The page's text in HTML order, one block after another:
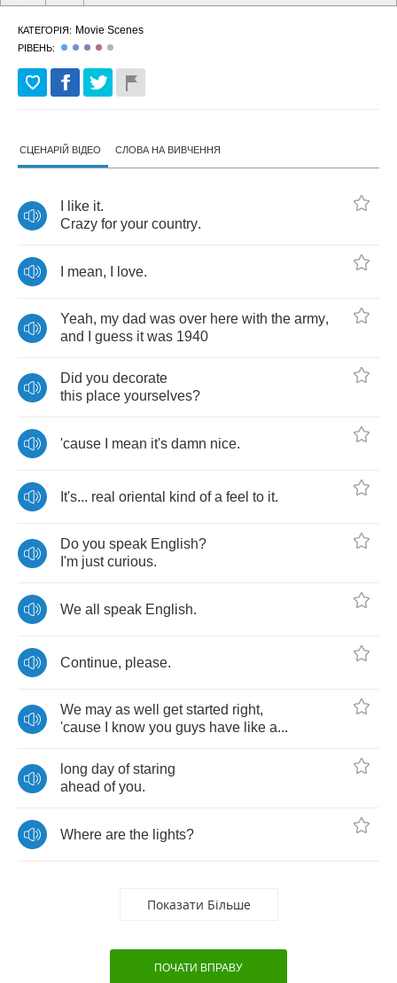
КАТЕГОРІЯ: Movie Scenes
РІВЕНЬ:
СЦЕНАРІЙ ВІДЕО СЛОВА НА ВИВЧЕННЯ
like it.
Crazy for your country.
mean, love.
Yeah, my dad was over here with the army,
and
guess it was 1940
Did you decorate
this place yourselves?
'cause mean it's damn nice.
It's... real oriental kind of a feel to it.
Do you speak English?
I'm just curious.
We all speak English.
Continue, please.
We may as well get started right,
'cause
know you guys have like a...
long day of staring
ahead of you.
Where are the lights?
Показати Більше
ПОЧАТИ ВПРАВУ